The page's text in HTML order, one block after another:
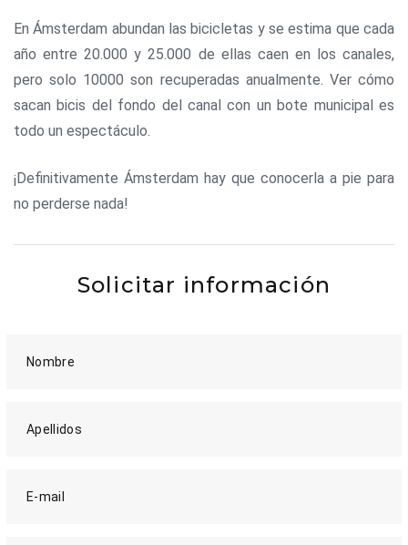
En Ámsterdam abundan las bicicletas y se estima que cada
año entre 20.000 y 25.000 de ellas caen en los canales,
pero solo 10000 son recuperadas anualmente. Ver cómo
sacan bicis del fondo del canal con un bote municipal es
todo un espectáculo.
¡Definitivamente Ámsterdam hay que conocerla a pie para
no perderse nada!
Solicitar información
Nombre
Apellidos
E-mail